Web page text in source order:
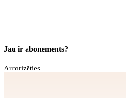
Jau ir abonements?
Autorizēties